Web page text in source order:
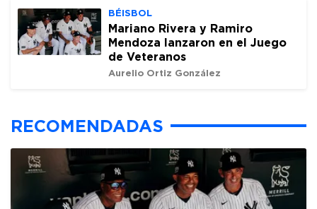
BÉISBOL
Mariano Rivera y Ramiro
Mendoza lanzaron en el Juego
de Veteranos
Aurelio Ortiz González
RECOMENDADAS